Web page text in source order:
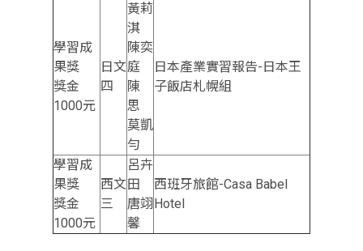
學習成
果獎
獎金
1000元
日文
四
黃莉
淇
陳奕
庭
陳
思
莫凱
勻
日本產業實習報告-日本王
子飯店札幌組
學習成
果獎
獎金
1000元
西文
三
呂卉
田
唐翊
馨
西班牙旅館-Casa Babel
Hotel